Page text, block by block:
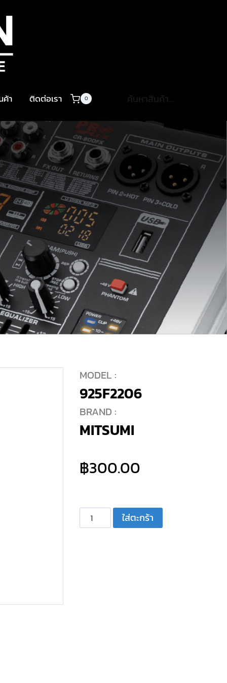
ค้า ติดต่อเรา 0
MODEL :
925F2206
BRAND :
MITSUMI
฿300.00
จำนวน
พัดลม
ใส่ตะกร้า